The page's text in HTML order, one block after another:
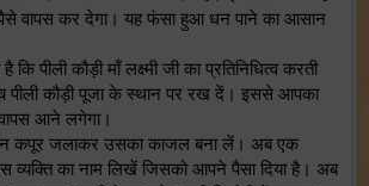
वापस कर देगा। यह फंसा हुआ धन पाने का आसान
है कि पीली कौड़ी माँ लक्ष्मी जी का प्रतिनिधित्व करती
पीली कौड़ी पूजा के स्थान पर रख दें। इससे आपका
आने लगेगा।
कपूर जलाकर उसका काजल बना लें। अब एक
व्यक्ति का नाम लिखें जिसको आपने पैसा दिया है। अब